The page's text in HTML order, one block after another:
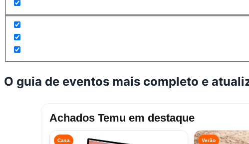
O guia de eventos mais completo e
Achados Temu em destaque
Casa Verão